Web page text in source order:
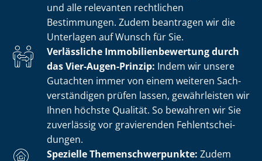
und alle relevanten rechtlichen
Bestimmungen. Zudem beantragen wir die
Unterlagen auf Wunsch für Sie.
Verlässliche Im­mo­bi­li­en­be­wer­tung durch
das Vier-Augen-Prinzip: Indem wir unsere
Gutachten immer von einem weiteren Sach­
ver­stän­di­gen prüfen lassen, gewährleisten wir
Ihnen höchste Qualität. So bewahren wir Sie
zuverlässig vor gravierenden Fehl­ent­schei­
dun­gen.
Spezielle The­men­schwer­punk­te: Zudem